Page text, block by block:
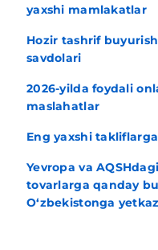
yaxshi mamlakatlar
Hozir tashrif
savdolari
2026-yilda foydali
maslahatlar
Eng yaxshi
Yevropa va
tovarlarga qanday
O‘zbekistonga